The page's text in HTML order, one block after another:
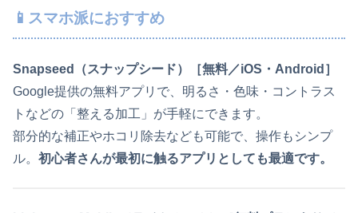
📱スマホ派におすすめ
Snapseed（スナップシード）［無料／iOS・Android］
Google提供の無料アプリで、明るさ・色味・コントラス
トなどの「整える加工」が手軽にできます。
部分的な補正やホコリ除去なども可能で、操作もシンプ
ル。 初心者さんが最初に触るアプリとしても最適です。